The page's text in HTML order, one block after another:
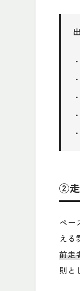
②走
ペー
える
前走
則と